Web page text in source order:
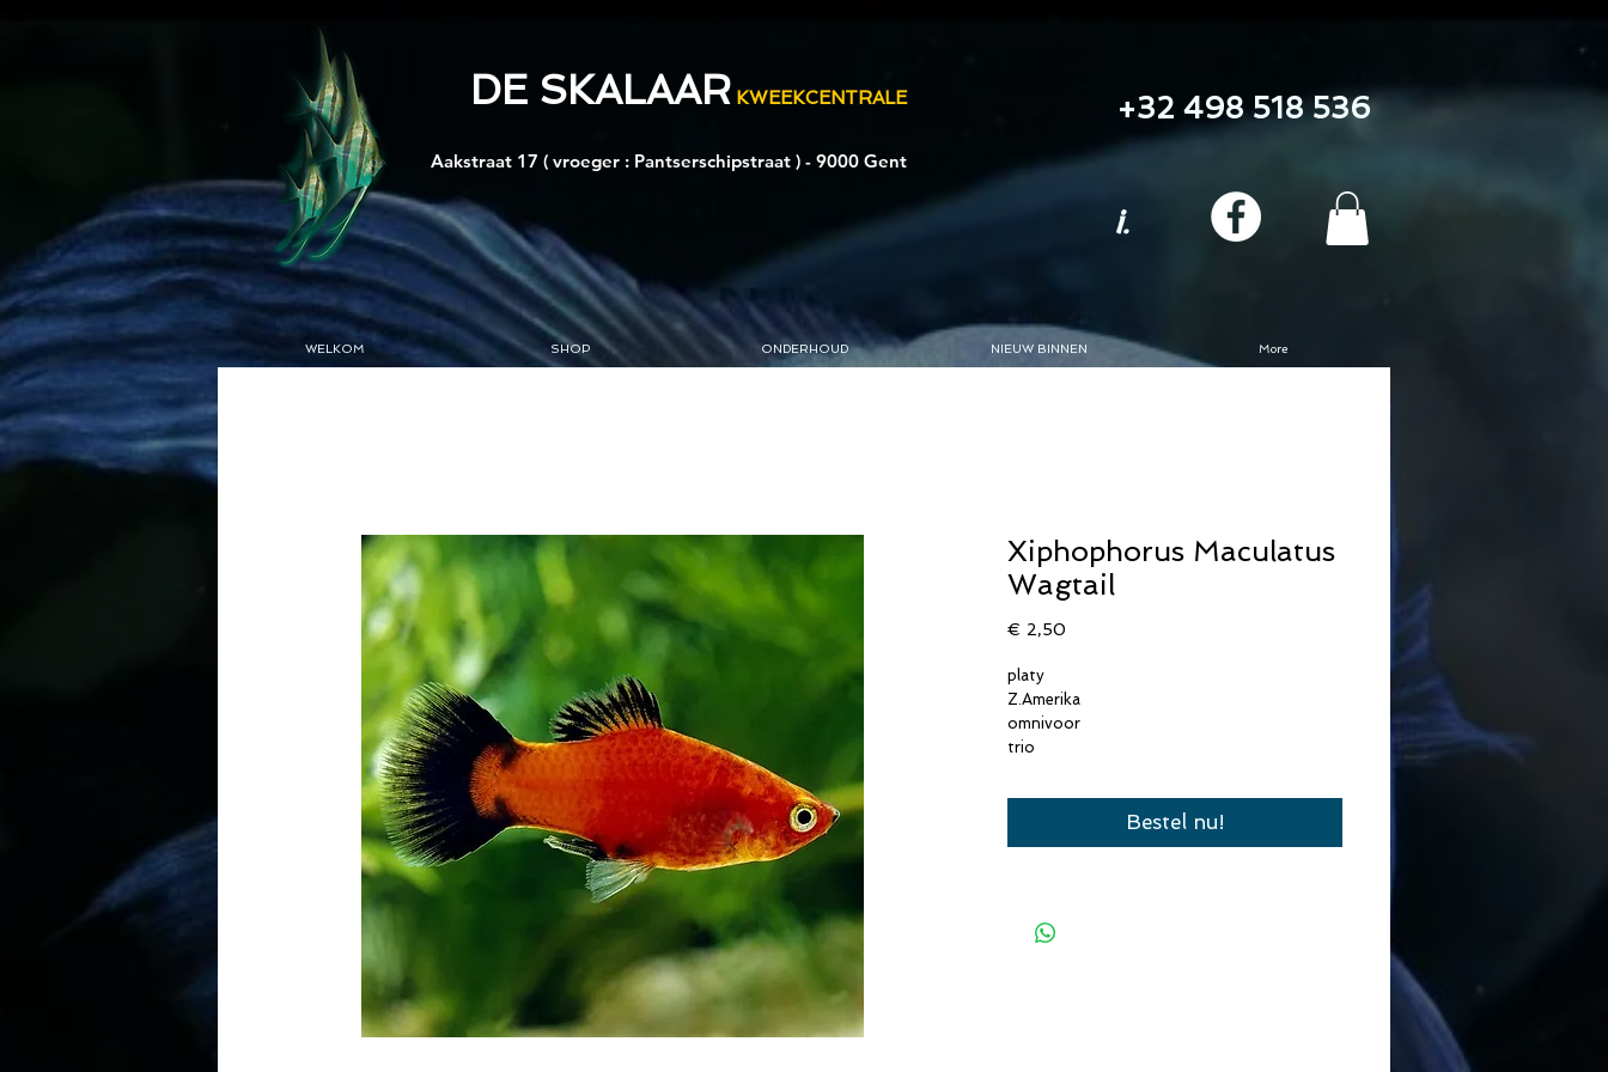
DE SKALAAR KWEEKCENTRALE
Aakstraat 17 ( vroeger : Pantserschipstraat ) - 9000 Gent
+32 498 518 536
i.
WELKOM SHOP ONDERHOUD NIEUW BINNEN More
Xiphophorus Maculatus
Wagtail
€ 2,50
platy
Z.Amerika
omnivoor
trio
Bestel nu!